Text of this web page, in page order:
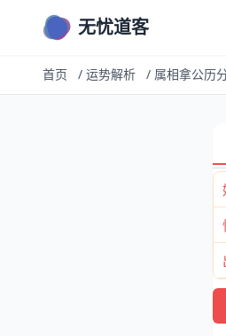
无忧道客
首页 / 运势解析 / 属相拿公历